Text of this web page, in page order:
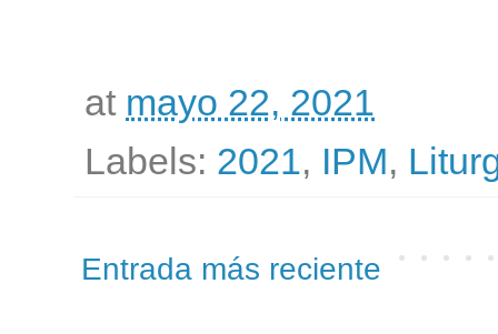
at mayo 22, 2021
Labels: 2021, IPM,
Entrada más reciente